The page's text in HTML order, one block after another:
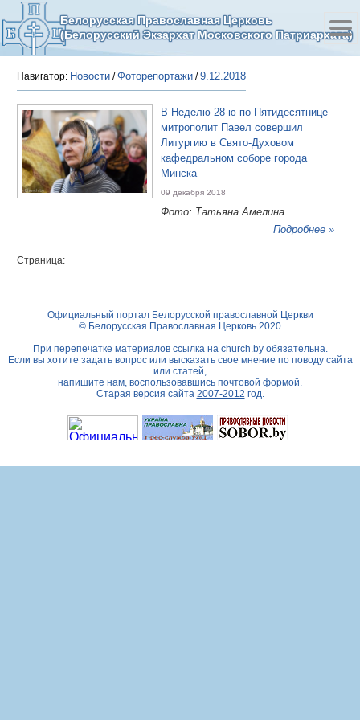
Белорусская Православная Церковь
(Белорусский Экзархат Московского Патриархата)
Навигатор: Новости /Фоторепортажи /9.12.2018
В Неделю 28-ю по Пятидесятнице
митрополит Павел совершил
Литургию в Свято-Духовом
кафедральном соборе города
Минска
09 декабря 2018
Фото: Татьяна Амелина
Подробнее »
Страница:
Официальный портал Белорусской православной Церкви
© Белорусская Православная Церковь 2020
При перепечатке материалов ссылка на church.byобязательна.
Если вы хотите задать вопрос или высказать свое мнение по поводу сайта
или статей,
напишите нам, воспользовавшись почтовой формой.
Старая версия сайта 2007-2012 год.